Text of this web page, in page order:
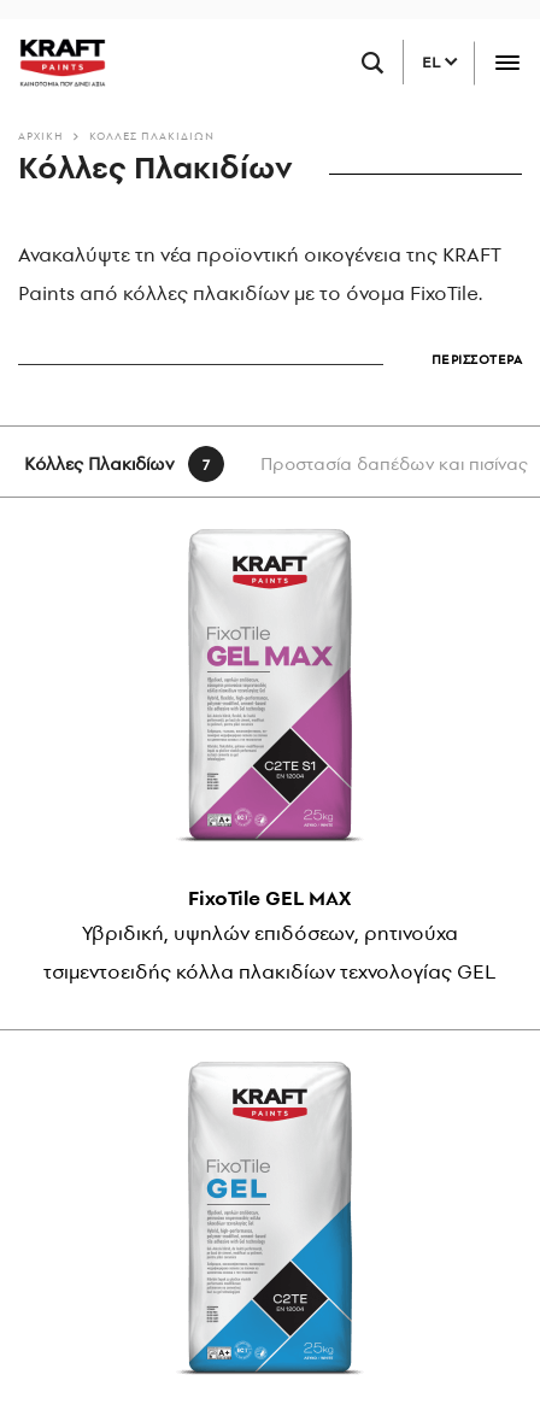
προς
περιεχόμενο
EL
ΑΡΧΙΚΗ ΚΌΛΛΕΣ ΠΛΑΚΙΔΊΩΝ
Κόλλες Πλακιδίων
Ανακαλύψτε τη νέα προϊοντική οικογένεια της KRAFT
Paints από κόλλες πλακιδίων με το όνομα FixoTile.
ΠΕΡΙΣΣΟΤΕΡΑ
Κόλλες Πλακιδίων 7 Προστασία δαπέδων και πισίνας
FixoTile GEL MAX
Υβριδική, υψηλών επιδόσεων, ρητινούχα
τσιμεντοειδής κόλλα πλακιδίων τεχνολογίας GEL